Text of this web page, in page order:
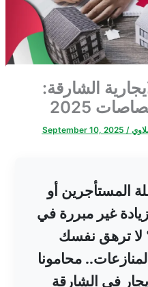
الشارقة:
2025
/
September 10, 2025
المستأجرين أو
غير مبررة في
لا ترهق نفسك
محامونا
في الشارقة